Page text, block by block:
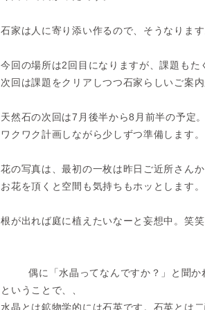
石家は人に寄り添い作るので、そうなります
今回の場所は2回目になりますが、課題もた
次回は課題をクリアしつつ石家らしいご案
天然石の次回は7月後半から8月前半の予定。
ワクワク計画しながら少しずつ準備します。
花の写真は、最初の一枚は昨日ご近所さん
お花を頂くと空間も気持ちもホッとします。
根が出れば庭に植えたいなーと妄想中。笑笑
偶に「水晶ってなんですか？」と聞か
ということで、、
水晶とは鉱物学的には石英です。石英とは